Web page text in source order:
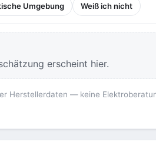
Umgebung Weiß ich nicht
erscheint hier.
Herstellerdaten — keine